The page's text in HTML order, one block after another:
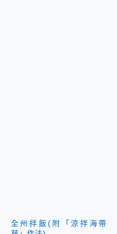
全州拌飯(附「涼拌海帶